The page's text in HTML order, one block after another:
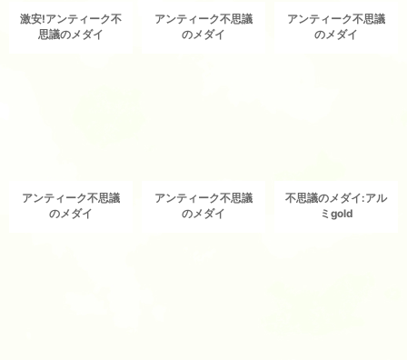
激安!アンティーク不
思議のメダイ
アンティーク不思議
のメダイ
アンティーク不思議
のメダイ
アンティーク不思議
のメダイ
アンティーク不思議
のメダイ
不思議のメダイ:アル
ミgold